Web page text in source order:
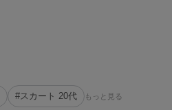
#スカート 20代 もっと見る